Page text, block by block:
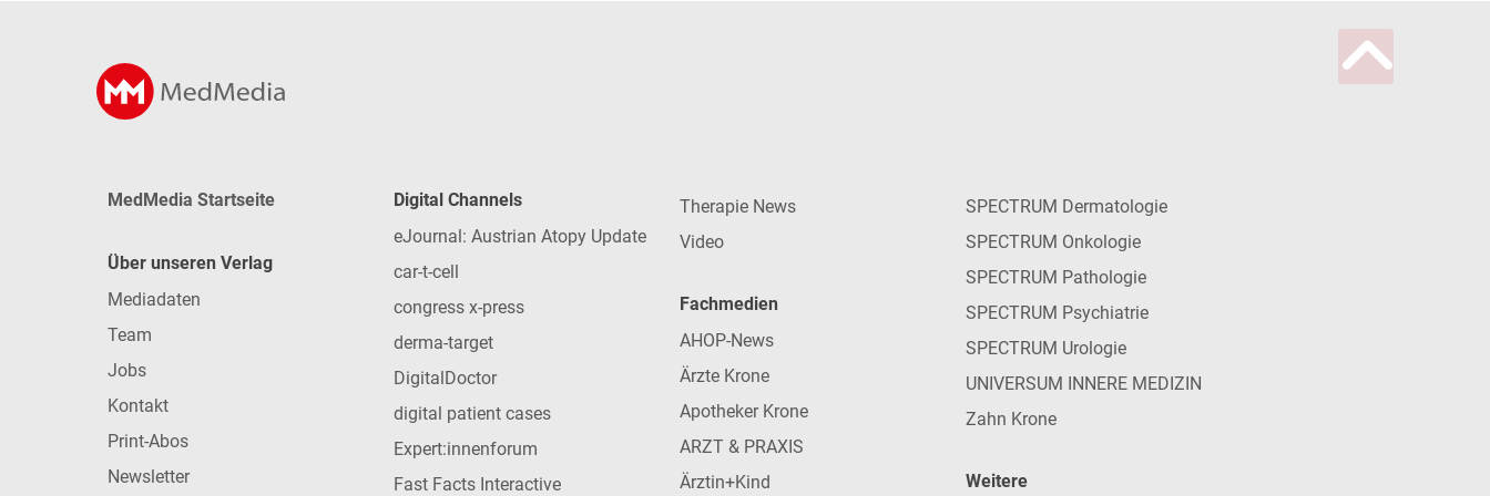
MedMedia Startseite
Über unseren Verlag
Mediadaten
Team
Jobs
Kontakt
Print-Abos
Newsletter
Digital Channels
eJournal: Austrian Atopy Update
car-t-cell
congress x-press
derma-target
DigitalDoctor
digital patient cases
Expert:innenforum
Fast Facts Interactive
Therapie News
Video
Fachmedien
AHOP-News
Ärzte Krone
Apotheker Krone
ARZT & PRAXIS
Ärztin+Kind
SPECTRUM Dermatologie
SPECTRUM Onkologie
SPECTRUM Pathologie
SPECTRUM Psychiatrie
SPECTRUM Urologie
UNIVERSUM INNERE MEDIZIN
Zahn Krone
Weitere